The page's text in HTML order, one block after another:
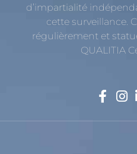
d’impartialité
cette surveillance.
régulièrement et
QUALITIA